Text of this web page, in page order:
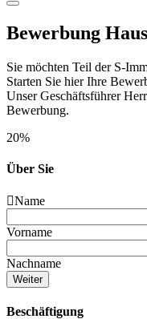
Bewerbung
Sie möchten Teil der S-
Starten Sie hier Ihre
Unser Geschäftsführer
Bewerbung.
20%
Über Sie
Name
Vorname
Nachname
Weiter
Beschäftigung